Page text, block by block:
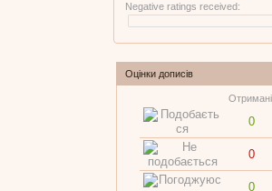
Negative ratings received:
Оцінки дописів
0
0
0